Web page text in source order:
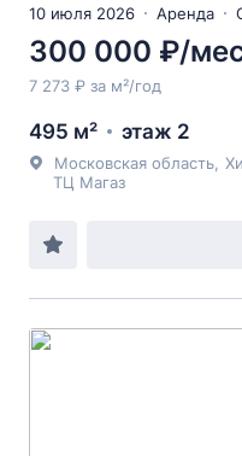
10 июля 2026 Аренда
300 000 ₽/
7 273 ₽ за м²/год
495 м² этаж 2
Московская область
ТЦ Магаз